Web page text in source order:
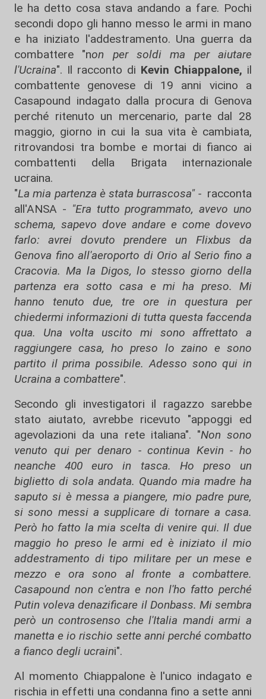
le ha detto cosa stava andando a fare. Pochi
secondi dopo gli hanno messo le armi in mano
e ha iniziato l'addestramento. Una guerra da
combattere "non per soldi ma per aiutare
l'Ucraina". Il racconto di Kevin Chiappalone, il
combattente genovese di 19 anni vicino a
Casapound indagato dalla procura di Genova
perché ritenuto un mercenario, parte dal 28
maggio, giorno in cui la sua vita è cambiata,
ritrovandosi tra bombe e mortai di fianco ai
combattenti della Brigata internazionale
ucraina.
"La mia partenza è stata burrascosa" - racconta
all'ANSA - "Era tutto programmato, avevo uno
schema, sapevo dove andare e come dovevo
farlo: avrei dovuto prendere un Flixbus da
Genova fino all'aeroporto di Orio al Serio fino a
Cracovia. Ma la Digos, lo stesso giorno della
partenza era sotto casa e mi ha preso. Mi
hanno tenuto due, tre ore in questura per
chiedermi informazioni di tutta questa faccenda
qua. Una volta uscito mi sono affrettato a
raggiungere casa, ho preso lo zaino e sono
partito il prima possibile. Adesso sono qui in
Ucraina a combattere".
Secondo gli investigatori il ragazzo sarebbe
stato aiutato, avrebbe ricevuto "appoggi ed
agevolazioni da una rete italiana". "Non sono
venuto qui per denaro - continua Kevin - ho
neanche 400 euro in tasca. Ho preso un
biglietto di sola andata. Quando mia madre ha
saputo si è messa a piangere, mio padre pure,
si sono messi a supplicare di tornare a casa.
Però ho fatto la mia scelta di venire qui. Il due
maggio ho preso le armi ed è iniziato il mio
addestramento di tipo militare per un mese e
mezzo e ora sono al fronte a combattere.
Casapound non c'entra e non l'ho fatto perché
Putin voleva denazificare il Donbass. Mi sembra
però un controsenso che l'Italia mandi armi a
manetta e io rischio sette anni perché combatto
a fianco degli ucraini".
Al momento Chiappalone è l'unico indagato e
rischia in effetti una condanna fino a sette anni